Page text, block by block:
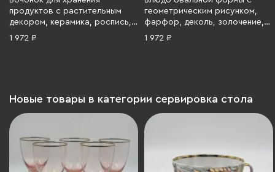
продуктов с растительным
декором, керамика, роспись,
СССР, 1970-1990 гг.
1 972 ₽
геометрическим рисунком,
фарфор, деколь, золочение,
Чехословакия, 1960-1980 гг.
1 972 ₽
Новые товары в категории сервировка стола